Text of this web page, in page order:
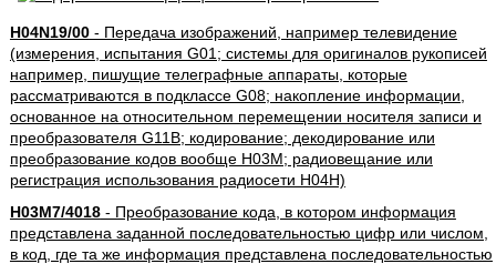
H04N19/00- Передача изображений, например телевидение
(измерения, испытания G01; системы для оригиналов рукописей
например, пишущие телеграфные аппараты, которые
рассматриваются в подклассе G08; накопление информации,
основанное на относительном перемещении носителя записи и
преобразователя G11B; кодирование; декодирование или
преобразование кодов вообще H03M; радиовещание или
регистрация использования радиосети H04H)
H03M7/4018- Преобразование кода, в котором информация
представлена заданной последовательностью цифр или числом,
в код, где та же информация представлена последовательностью